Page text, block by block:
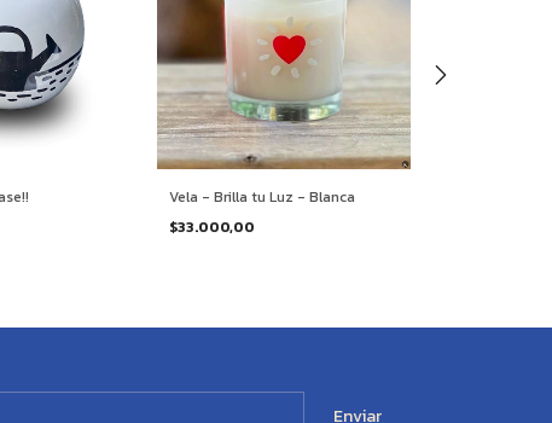
Vela - Brilla tu Luz - Blanca
$33.000,00